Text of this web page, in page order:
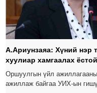
А.Ариунзаяа: Хүний нэр
хуулиар хамгаалах ёстой
Оршуулгын үйл
ажиллаж байгаа УИХ-ын